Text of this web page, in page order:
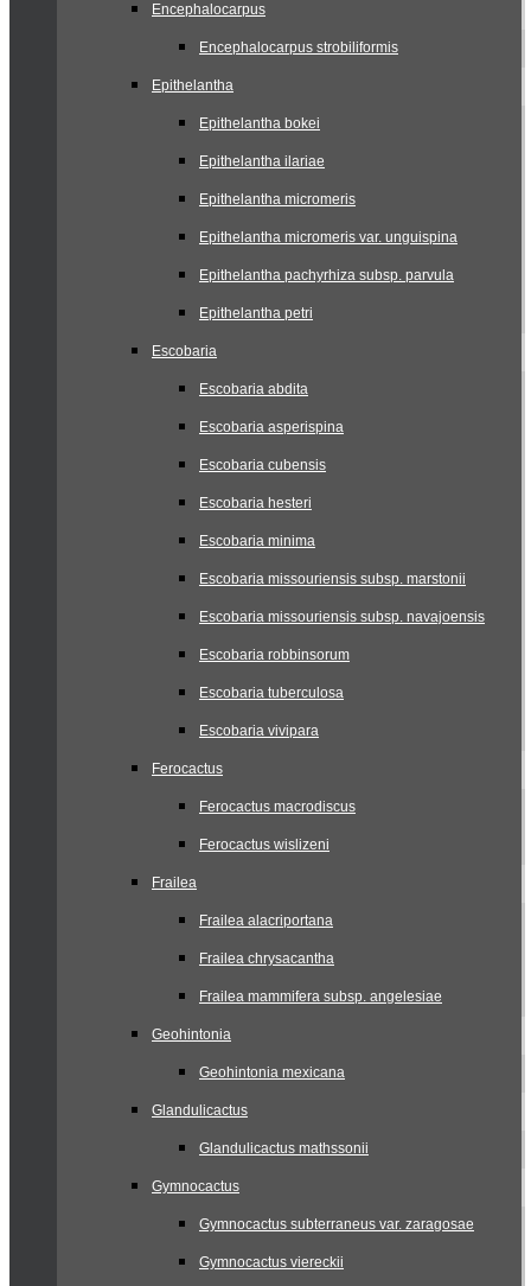
Encephalocarpus
Encephalocarpus strobiliformis
Epithelantha
Epithelantha bokei
Epithelantha ilariae
Epithelantha micromeris
Epithelantha micromeris var. unguispina
Epithelantha pachyrhiza subsp. parvula
Epithelantha petri
Escobaria
Escobaria abdita
Escobaria asperispina
Escobaria cubensis
Escobaria hesteri
Escobaria minima
Escobaria missouriensis subsp. marstonii
Escobaria missouriensis subsp. navajoensis
Escobaria robbinsorum
Escobaria tuberculosa
Escobaria vivipara
Ferocactus
Ferocactus macrodiscus
Ferocactus wislizeni
Frailea
Frailea alacriportana
Frailea chrysacantha
Frailea mammifera subsp. angelesiae
Geohintonia
Geohintonia mexicana
Glandulicactus
Glandulicactus mathssonii
Gymnocactus
Gymnocactus subterraneus var. zaragosae
Gymnocactus viereckii